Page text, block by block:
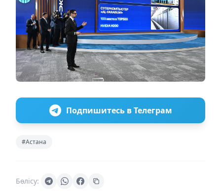
Подпишитесь в Телеграм
#Астана
Бөлісу: